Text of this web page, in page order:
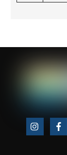
Icon
Icon